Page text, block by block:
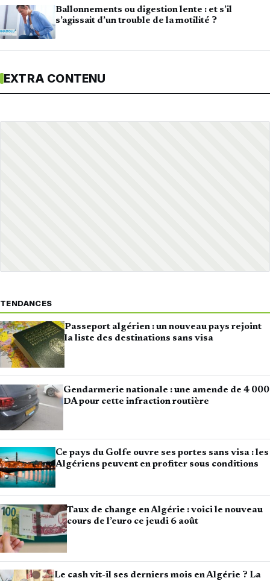
Ballonnements ou digestion lente : et s’il
s’agissait d’un trouble de la motilité ?
EXTRA CONTENU
TENDANCES
Passeport algérien : un nouveau pays rejoint
la liste des destinations sans visa
Gendarmerie nationale : une amende de 4 000
DA pour cette infraction routière
Ce pays du Golfe ouvre ses portes sans visa : les
Algériens peuvent en profiter sous conditions
Taux de change en Algérie : voici le nouveau
cours de l’euro ce jeudi 6 août
Le cash vit-il ses derniers mois en Algérie ? La